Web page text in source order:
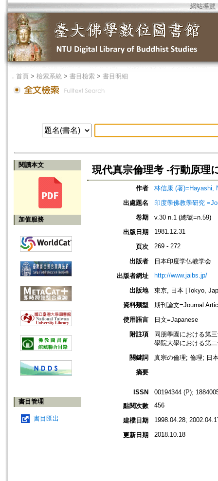
網站導覽
． 首頁 > 檢索系統 > 書目檢索 > 書目明細
閱讀本文
加值服務
書目管理
書目匯出
現代真宗倫理考 -行動原理
作者
林信康 (著)=Hayashi,
出處題名
印度學佛教學研究
卷期
v.30 n.1 (總號=n.59)
出版日期
1981.12.31
頁次 269 - 272
出版者
日本印度学仏教学会
出版者網址
http://www.jaibs.jp/
出版地
東京, 日本 [Tokyo,
資料類型
期刊論文=Journal
使用語言
日文=Japanese
附註項
同朋學園における第
學院大學における第
關鍵詞
真宗の倫理; 倫理; 日
摘要
ISSN
00194344 (P);
點閱次數
456
建檔日期 1998.04.28;
更新日期 2018.10.18